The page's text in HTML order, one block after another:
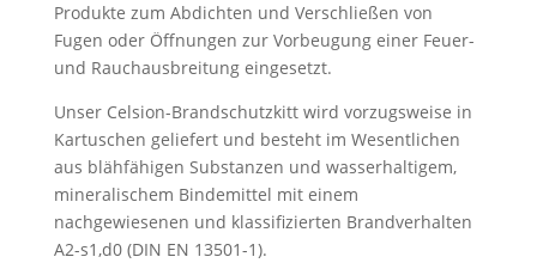
Produkte zum Abdichten und Verschließen von
Fugen oder Öffnungen zur Vorbeugung einer Feuer-
und Rauchausbreitung eingesetzt.
Unser Celsion-Brandschutzkitt wird vorzugsweise in
Kartuschen geliefert und besteht im Wesentlichen
aus blähfähigen Substanzen und wasserhaltigem,
mineralischem Bindemittel mit einem
nachgewiesenen und klassifizierten Brandverhalten
A2-s1,d0 (DIN EN 13501-1).